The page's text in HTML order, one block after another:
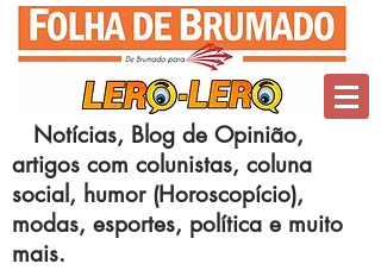
Notícias, Blog de Opinião,
artigos com colunistas, coluna
social, humor (Horoscopício),
modas, esportes, política e muito
mais.